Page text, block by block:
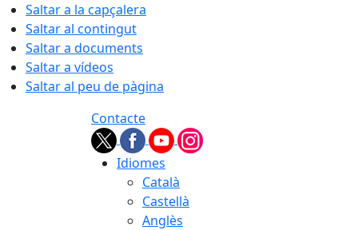
Saltar a la capçalera
Saltar al contingut
Saltar a documents
Saltar a vídeos
Saltar al peu de pàgina
Contacte
Idiomes
Català
Castellà
Anglès